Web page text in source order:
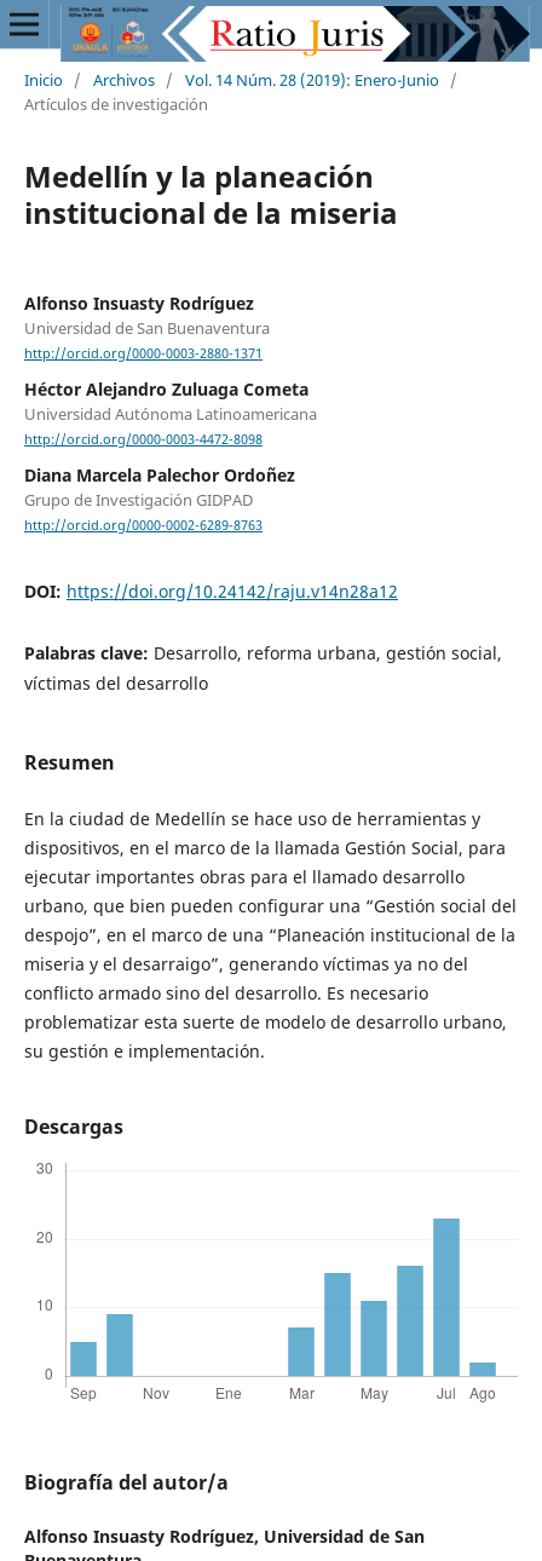
Inicio / Archivos / Vol. 14 Núm. 28 (2019): Enero-Junio /
Artículos de investigación
Medellín y la planeación
institucional de la miseria
Alfonso Insuasty Rodríguez
Universidad de San Buenaventura
http://orcid.org/0000-0003-2880-1371
Héctor Alejandro Zuluaga Cometa
Universidad Autónoma Latinoamericana
http://orcid.org/0000-0003-4472-8098
Diana Marcela Palechor Ordoñez
Grupo de Investigación GIDPAD
http://orcid.org/0000-0002-6289-8763
DOI: https://doi.org/10.24142/raju.v14n28a12
Palabras clave: Desarrollo, reforma urbana, gestión social,
víctimas del desarrollo
Resumen
En la ciudad de Medellín se hace uso de herramientas y
dispositivos, en el marco de la llamada Gestión Social, para
ejecutar importantes obras para el llamado desarrollo
urbano, que bien pueden configurar una “Gestión social del
despojo”, en el marco de una “Planeación institucional de la
miseria y el desarraigo”, generando víctimas ya no del
conflicto armado sino del desarrollo. Es necesario
problematizar esta suerte de modelo de desarrollo urbano,
su gestión e implementación.
Descargas
Biografía del autor/a
Alfonso Insuasty Rodríguez, Universidad de San